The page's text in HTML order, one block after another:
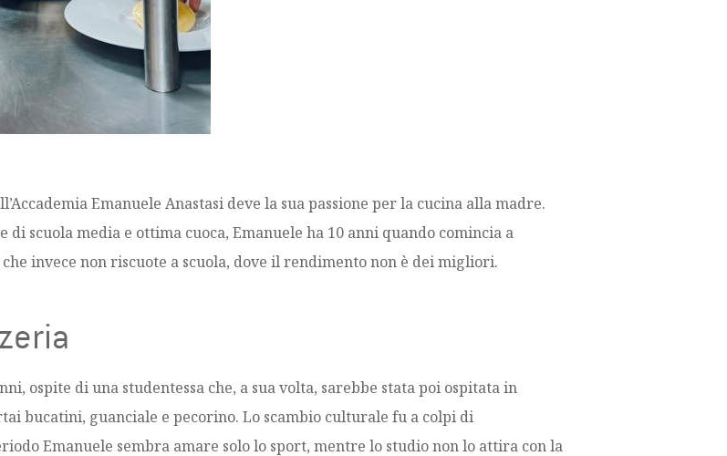
Emanuele Anastasi deve la sua passione per la cucina alla madre.
scuola media e ottima cuoca, Emanuele ha 10 anni quando comincia a
invece non riscuote a scuola, dove il rendimento non è dei migliori.
ospite di una studentessa che, a sua volta, sarebbe stata poi ospitata in
bucatini, guanciale e pecorino. Lo scambio culturale fu a colpi di
Emanuele sembra amare solo lo sport, mentre lo studio non lo attira con la